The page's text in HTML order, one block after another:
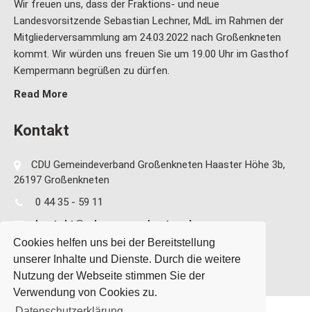
Cookies helfen uns bei der Bereitstellung
unserer Inhalte und Dienste. Durch die weitere
Nutzung der Webseite stimmen Sie der
Verwendung von Cookies zu.
Wir freuen uns, dass der Fraktions- und neue
Landesvorsitzende Sebastian Lechner, MdL im Rahmen der
Mitgliederversammlung am 24.03.2022 nach Großenkneten
kommt. Wir würden uns freuen Sie um 19.00 Uhr im Gasthof
Kempermann begrüßen zu dürfen.
Read More
Kontakt
CDU Gemeindeverband Großenkneten Haaster Höhe 3b,
26197 Großenkneten
0 44 35 - 59 11
kontakt@cdu-grossenkneten.de